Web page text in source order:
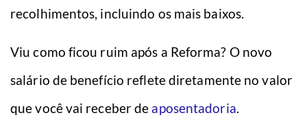
recolhimentos, incluindo os mais baixos.
Viu como ficou ruim após a Reforma? O novo
salário de benefício reflete diretamente no valor
que você vai receber de aposentadoria.